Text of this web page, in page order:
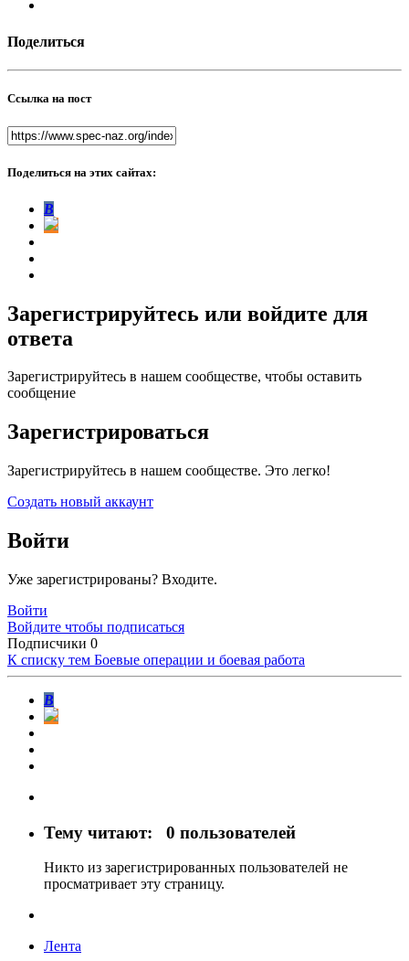
Поделиться
Ссылка на пост
Поделиться на этих сайтах:
В
Зарегистрируйтесь или войдите для
ответа
Зарегистрируйтесь в нашем сообществе, чтобы оставить
сообщение
Зарегистрироваться
Зарегистрируйтесь в нашем сообществе. Это легко!
Создать новый аккаунт
Войти
Уже зарегистрированы? Входите.
Войти
Войдите чтобы подписаться
Подписчики 0
К списку тем Боевые операции и боевая работа
В
Тему читают: 0 пользователей
Никто из зарегистрированных пользователей не
просматривает эту страницу.
Лента